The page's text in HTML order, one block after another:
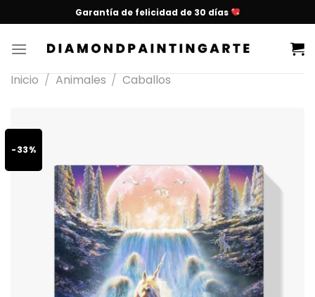
Garantía de felicidad de 30 días
Inicio / Animales / Caballos
-33%